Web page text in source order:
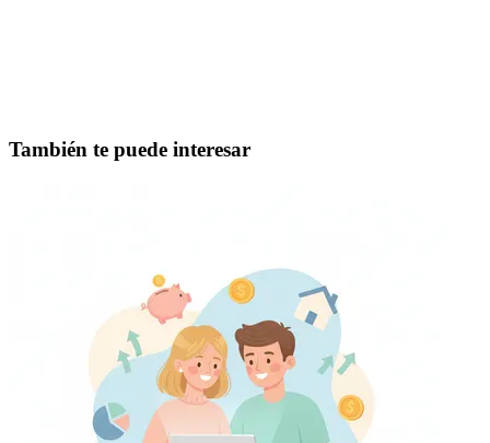
También te puede interesar